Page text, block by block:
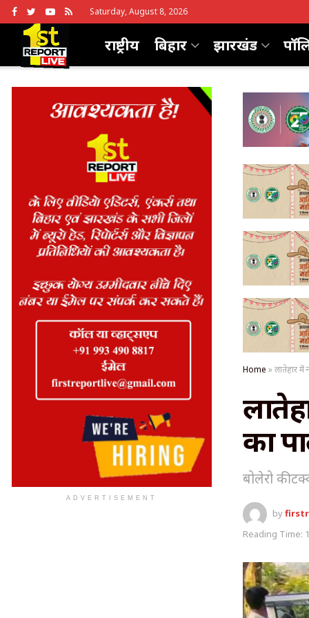
Saturday, August 8, 2026
राष्ट्रीय बिहार झारखंड
Home »लातेहार में
का
बोलेरो की
by
Reading Time:
ADVERTISEMENT